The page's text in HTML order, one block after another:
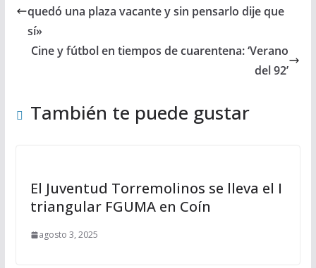
quedó una plaza vacante y sin pensarlo dije que
sí»
Cine y fútbol en tiempos de cuarentena: ‘Verano
del 92’
También te puede gustar
El Juventud Torremolinos se lleva el I
triangular FGUMA en Coín
agosto 3, 2025